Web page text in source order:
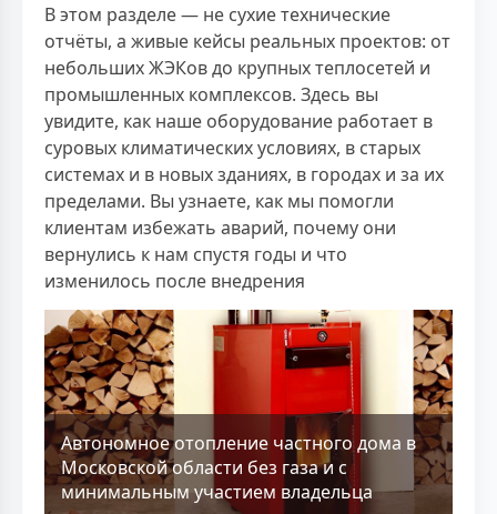
В этом разделе — не сухие технические
отчёты, а живые кейсы реальных проектов: от
небольших ЖЭКов до крупных теплосетей и
промышленных комплексов. Здесь вы
увидите, как наше оборудование работает в
суровых климатических условиях, в старых
системах и в новых зданиях, в городах и за их
пределами. Вы узнаете, как мы помогли
клиентам избежать аварий, почему они
вернулись к нам спустя годы и что
изменилось после внедрения
Aвтономное отопление частного дома в
Московской области без газа и с
минимальным участием владельца